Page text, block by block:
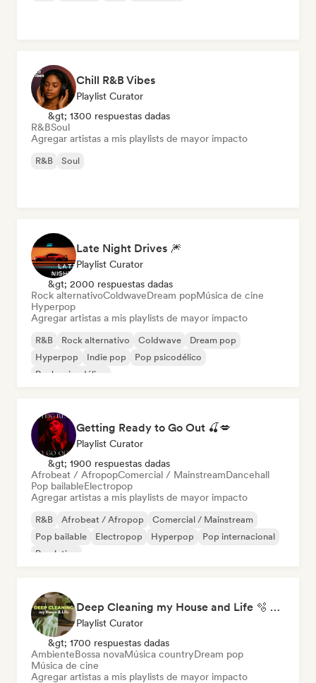
Chill R&B Vibes
Playlist Curator
&gt; 1300 respuestas dadas
R&BSoul
Agregar artistas a mis playlists de mayor impacto
R&B Soul
Late Night Drives 🎆
Playlist Curator
&gt; 2000 respuestas dadas
Rock alternativoColdwaveDream popMúsica de cine
Hyperpop
Agregar artistas a mis playlists de mayor impacto
R&B Rock alternativo Coldwave
Dream pop
Hyperpop
Indie pop
Pop psicodélico
Rock psicodélico
Getting Ready to Go Out 🍒💋
Playlist Curator
&gt; 1900 respuestas dadas
Afrobeat / AfropopComercial / MainstreamDancehall
Pop bailableElectropop
Agregar artistas a mis playlists de mayor impacto
R&B Afrobeat / Afropop
Comercial / Mainstream
Pop bailable
Electropop Hyperpop
Pop internacional
Pop latino
Deep Cleaning my House and Life 🫧 Bedroom Pop & Indie Pop
Playlist Curator
&gt; 1700 respuestas dadas
AmbienteBossa novaMúsica countryDream pop
Música de cine
Agregar artistas a mis playlists de mayor impacto